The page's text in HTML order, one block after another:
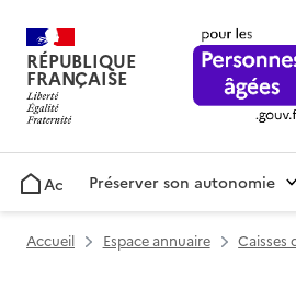
RÉPUBLIQUE
FRANÇAISE
AccueilPréserver son autonomie
Accueil Espace annuaire Caisses